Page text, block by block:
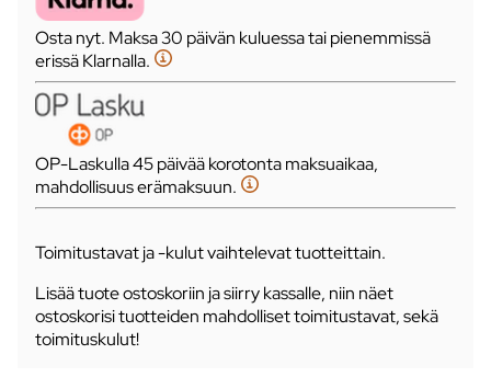
Osta nyt. Maksa 30 päivän kuluessa tai pienemmissä
erissä Klarnalla.
OP-Laskulla 45 päivää korotonta maksuaikaa,
mahdollisuus erämaksuun.
Toimitustavat ja -kulut vaihtelevat tuotteittain.
Lisää tuote ostoskoriin ja siirry kassalle, niin näet
ostoskorisi tuotteiden mahdolliset toimitustavat, sekä
toimituskulut!